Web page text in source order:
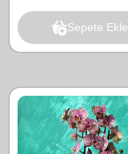
Sepete Ekle